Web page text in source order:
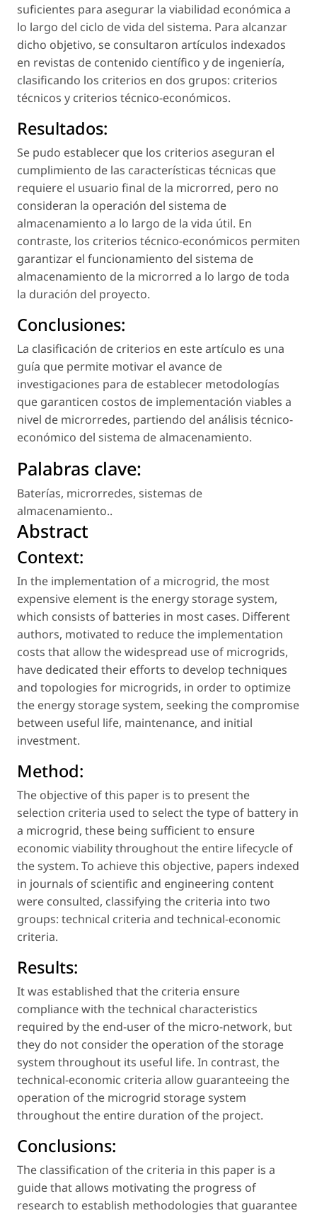
suficientes para asegurar la viabilidad económica a
lo largo del ciclo de vida del sistema. Para alcanzar
dicho objetivo, se consultaron artículos indexados
en revistas de contenido científico y de ingeniería,
clasificando los criterios en dos grupos: criterios
técnicos y criterios técnico-económicos.
Resultados:
Se pudo establecer que los criterios aseguran el
cumplimiento de las características técnicas que
requiere el usuario final de la microrred, pero no
consideran la operación del sistema de
almacenamiento a lo largo de la vida útil. En
contraste, los criterios técnico-económicos permiten
garantizar el funcionamiento del sistema de
almacenamiento de la microrred a lo largo de toda
la duración del proyecto.
Conclusiones:
La clasificación de criterios en este artículo es una
guía que permite motivar el avance de
investigaciones para de establecer metodologías
que garanticen costos de implementación viables a
nivel de microrredes, partiendo del análisis técnico-
económico del sistema de almacenamiento.
Palabras clave:
Baterías, microrredes, sistemas de
almacenamiento..
Abstract
Context:
In the implementation of a microgrid, the most
expensive element is the energy storage system,
which consists of batteries in most cases. Different
authors, motivated to reduce the implementation
costs that allow the widespread use of microgrids,
have dedicated their efforts to develop techniques
and topologies for microgrids, in order to optimize
the energy storage system, seeking the compromise
between useful life, maintenance, and initial
investment.
Method:
The objective of this paper is to present the
selection criteria used to select the type of battery in
a microgrid, these being sufficient to ensure
economic viability throughout the entire lifecycle of
the system. To achieve this objective, papers indexed
in journals of scientific and engineering content
were consulted, classifying the criteria into two
groups: technical criteria and technical-economic
criteria.
Results:
It was established that the criteria ensure
compliance with the technical characteristics
required by the end-user of the micro-network, but
they do not consider the operation of the storage
system throughout its useful life. In contrast, the
technical-economic criteria allow guaranteeing the
operation of the microgrid storage system
throughout the entire duration of the project.
Conclusions:
The classification of the criteria in this paper is a
guide that allows motivating the progress of
research to establish methodologies that guarantee